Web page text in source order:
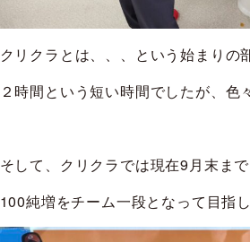
クリクラとは、、、という始まり
２時間という短い時間でしたが、
そして、クリクラでは現在9月末ま
100純増をチーム一段となって目指